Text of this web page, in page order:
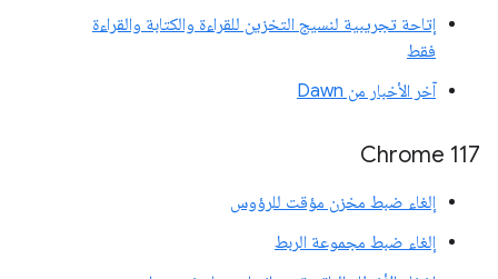
إتاحة تجريبية لنسيج التخزين للقراءة والكتابة والقراءة
فقط
آخر الأخبار من Dawn
‫Chrome 117
إلغاء ضبط مخزن مؤقت للرؤوس
إلغاء ضبط مجموعة الربط